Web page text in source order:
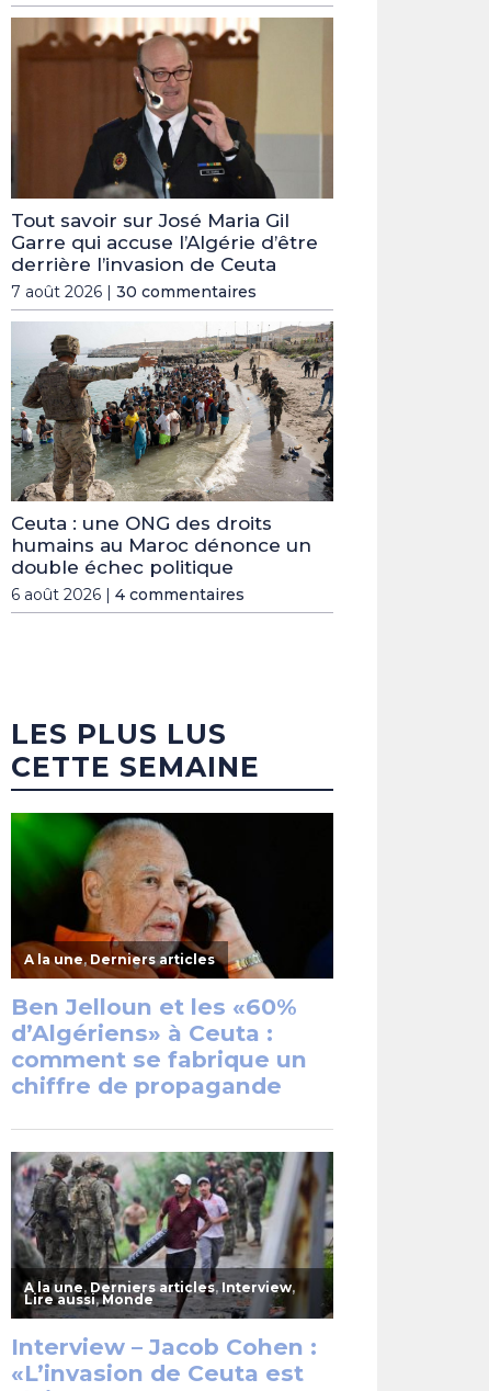
Tout savoir sur José Maria Gil
Garre qui accuse l’Algérie d’être
derrière l’invasion de Ceuta
7 août 2026 | 30 commentaires
Ceuta : une ONG des droits
humains au Maroc dénonce un
double échec politique
6 août 2026 | 4 commentaires
LES PLUS LUS
CETTE SEMAINE